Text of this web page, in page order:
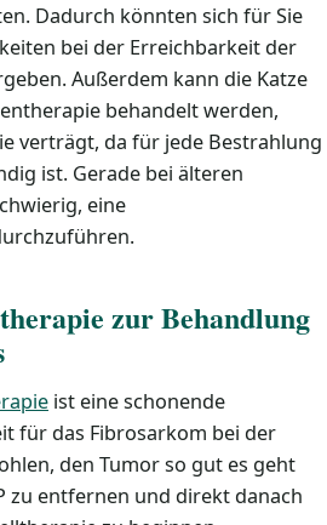
Dadurch könnten sich für Sie
bei der Erreichbarkeit der
Außerdem kann die Katze
behandelt werden,
verträgt, da für jede Bestrahlung
ist. Gerade bei älteren
eine
zur Behandlung
ist eine schonende
für das Fibrosarkom bei der
den Tumor so gut es geht
zu entfernen und direkt danach